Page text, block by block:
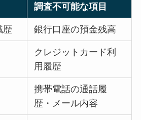
調査不可能な項目
歴 銀行口座の預金残高
クレジットカード利
用履歴
携帯電話の通話履
歴・メール内容